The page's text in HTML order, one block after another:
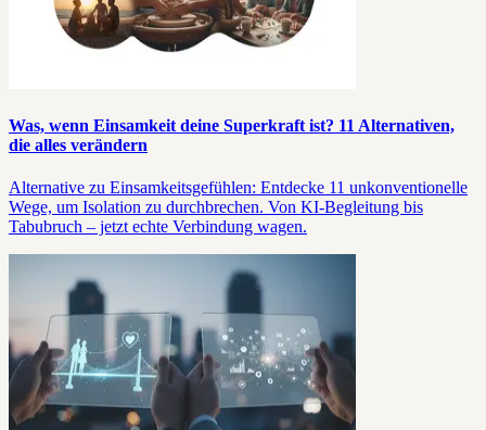
Was, wenn Einsamkeit deine Superkraft ist? 11 Alternativen,
die alles verändern
Alternative zu Einsamkeitsgefühlen: Entdecke 11 unkonventionelle
Wege, um Isolation zu durchbrechen. Von KI-Begleitung bis
Tabubruch – jetzt echte Verbindung wagen.